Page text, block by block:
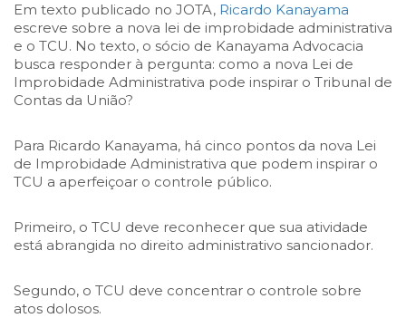
Em texto publicado no JOTA, Ricardo Kanayama
escreve sobre a nova lei de improbidade administrativa
e o TCU. No texto, o sócio de Kanayama Advocacia
busca responder à pergunta: como a nova Lei de
Improbidade Administrativa pode inspirar o Tribunal de
Contas da União?
Para Ricardo Kanayama, há cinco pontos da nova Lei
de Improbidade Administrativa que podem inspirar o
TCU a aperfeiçoar o controle público.
Primeiro, o TCU deve reconhecer que sua atividade
está abrangida no direito administrativo sancionador.
Segundo, o TCU deve concentrar o controle sobre
atos dolosos.